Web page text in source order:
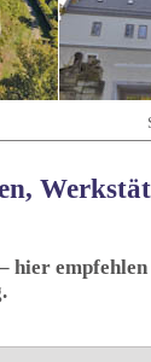
hier empfehlen